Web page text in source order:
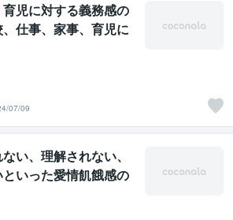
児に対する義務感の
仕事、家事、育児に
トレス的幻覚、幻術
リング
07/09
い、理解されない、
いった愛情飢餓感の
隔法術ヒーリング